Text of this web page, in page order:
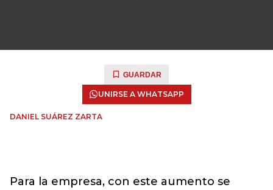
GUARDAR
UNIRSE A WHATSAPP
DANIEL SUÁREZ ZARTA
Para la empresa, con este aumento se